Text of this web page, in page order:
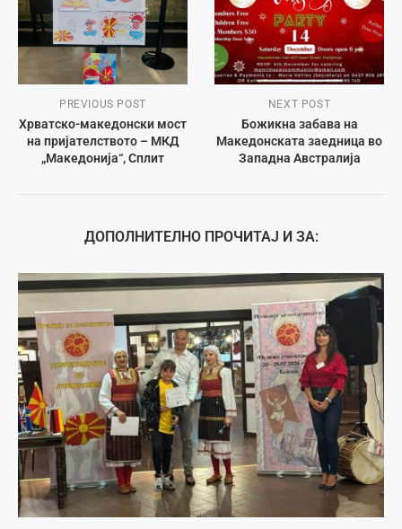
PREVIOUS POST
Хрватско-македонски мост
на пријателството – МКД
„Македонија“, Сплит
NEXT POST
Божикна забава на
Македонската заедница во
Западна Австралија
ДОПОЛНИТЕЛНО ПРОЧИТАЈ И ЗА: